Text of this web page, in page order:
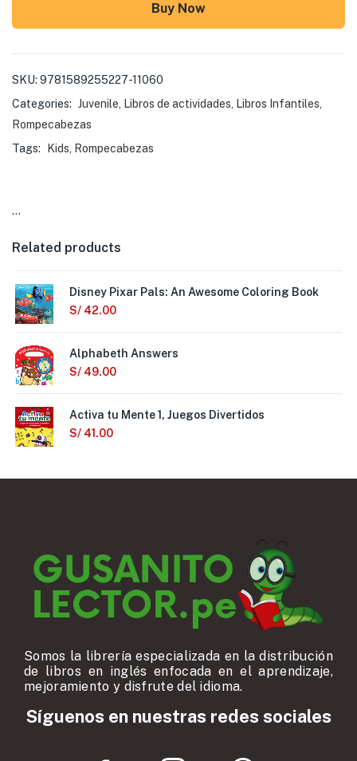
Buy Now
SKU: 9781589255227-11060
Categories: Juvenile Libros de actividades Libros Infantiles
Rompecabezas
Tags:
Kids Rompecabezas
…
Related products
Disney Pixar Pals: An Awesome Coloring Book
S/ 42.00
Alphabeth Answers
S/ 49.00
Activa tu Mente 1, Juegos Divertidos
S/ 41.00
Somos la librería especializada en la distribución
de libros en inglés enfocada en el aprendizaje,
mejoramiento y disfrute del idioma.
Síguenos en nuestras redes sociales